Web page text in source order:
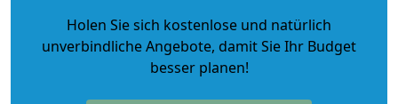
Holen Sie sich kostenlose und natürlich
unverbindliche Angebote, damit Sie Ihr Budget
besser planen!